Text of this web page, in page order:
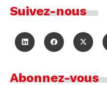
Suivez-nous
Abonnez-vous